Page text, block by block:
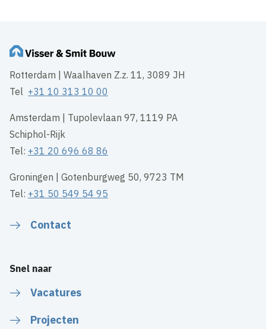
Rotterdam | Waalhaven Z.z. 11, 3089 JH
Tel +31 10 313 10 00
Amsterdam | Tupolevlaan 97, 1119 PA
Schiphol-Rijk
Tel: +31 20 696 68 86
Groningen | Gotenburgweg 50, 9723 TM
Tel: +31 50 549 54 95
Contact
Snel naar
Vacatures
Projecten